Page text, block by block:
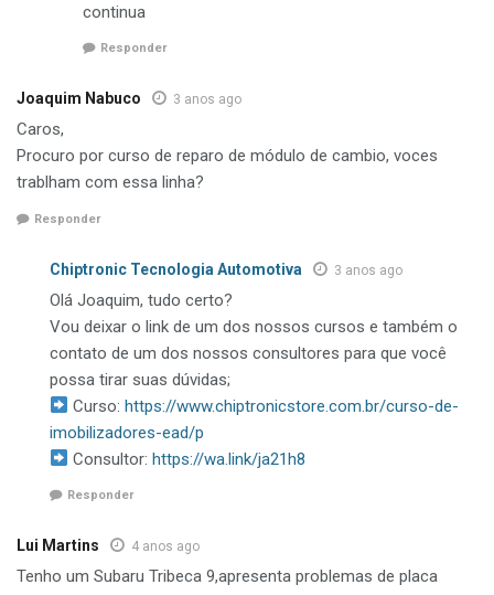
continua
Responder
Joaquim Nabuco 3 anos ago
Caros,
Procuro por curso de reparo de módulo de cambio, voces
trablham com essa linha?
Responder
Chiptronic Tecnologia Automotiva 3 anos ago
Olá Joaquim, tudo certo?
Vou deixar o link de um dos nossos cursos e também o
contato de um dos nossos consultores para que você
possa tirar suas dúvidas;
Curso:https://www.chiptronicstore.com.br/curso-de-
imobilizadores-ead/p
Consultor:https://wa.link/ja21h8
Responder
Lui Martins 4 anos ago
Tenho um Subaru Tribeca 9,apresenta problemas de placa